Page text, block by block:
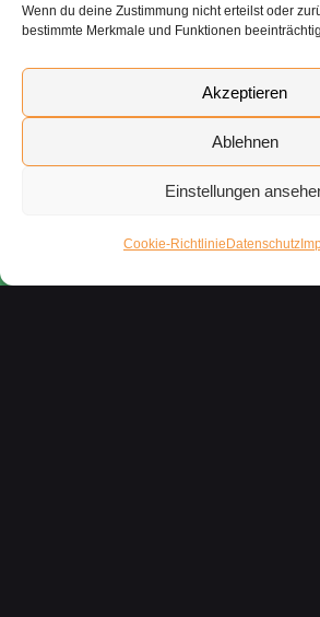
Wenn du deine Zustimmung nicht erteilst oder
bestimmte Merkmale und Funktionen
Akzeptieren
Ablehnen
Einstellungen
Cookie-Richtlinie Datenschutz